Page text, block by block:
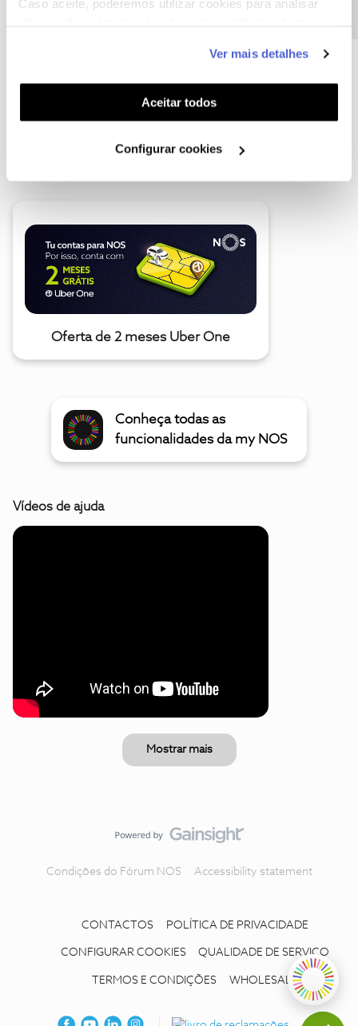
Caso aceite, poderemos utilizar cookies para analisar
funcionalidades (cookies de personalização e
funcionalidade) e adaptar anúncios aos seus interesses
(cookies de publicidade personalizada). Pode gerir a
utilização dos cookies clicando em "Configurar
Ver mais detalhes
Aceitar todos
Configurar cookies
A poupança que COMBINA
Oferta de 2 meses Uber One
Conheça todas as
funcionalidades da my NOS
Vídeos de ajuda
Mostrar mais
Condições do Fórum NOS Accessibility statement
CONTACTOS POLÍTICA DE PRIVACIDADE
CONFIGURAR COOKIES QUALIDADE DE SERVIÇO
TERMOS E CONDIÇÕES WHOLESALE